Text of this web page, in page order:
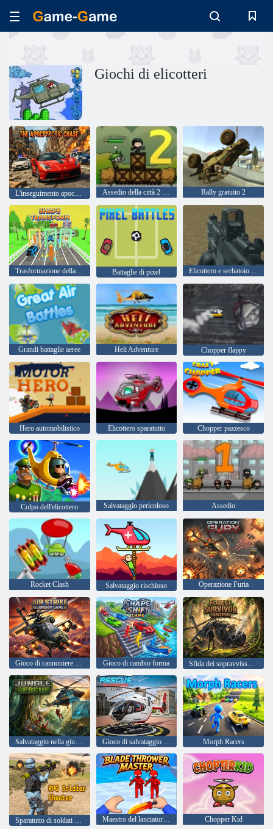
Giochi di elicotteri
L'inseguimento apocalittico Assedio della città 2 - Assedio resort Rally gratuito 2
Trasformazione della forma Battaglie di pixel Elicottero e serbatoio Battle Desert Storm multiplayer
Grandi battaglie aeree Heli Adventure Chopper flappy
Hero automobilistico Elicottero sparatutto Chopper pazzesco
Colpo dell'elicottero Salvataggio pericoloso Assedio
Rocket Clash Salvataggio rischioso Operazione Furia
Gioco di cannoniere da attacco aereo Gioco di cambio forma Sfida dei sopravvissuti alla foresta
Salvataggio nella giungla Gioco di salvataggio in elicottero 3d 2025 Morph Racers
Maestro del lanciatore di lame Chopper Kid